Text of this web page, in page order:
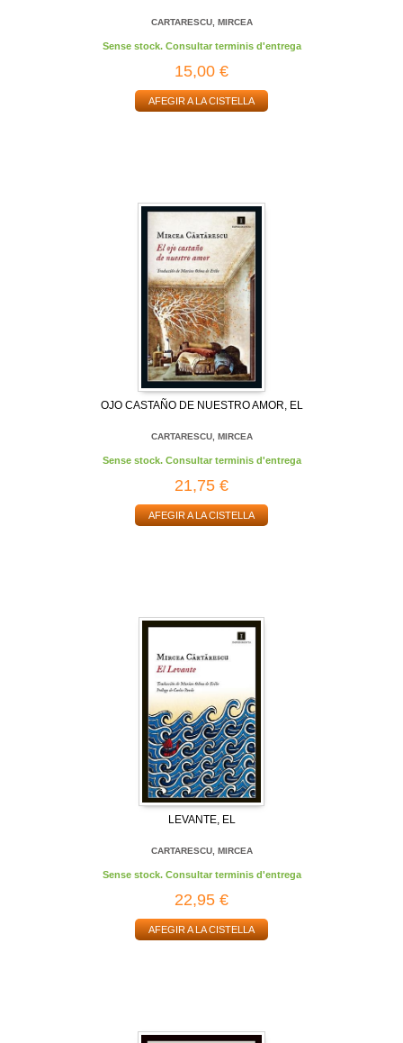
CARTARESCU, MIRCEA
Sense stock. Consultar terminis d'entrega
15,00 €
AFEGIR A LA CISTELLA
OJO CASTAÑO DE NUESTRO AMOR, EL
CARTARESCU, MIRCEA
Sense stock. Consultar terminis d'entrega
21,75 €
AFEGIR A LA CISTELLA
LEVANTE, EL
CARTARESCU, MIRCEA
Sense stock. Consultar terminis d'entrega
22,95 €
AFEGIR A LA CISTELLA